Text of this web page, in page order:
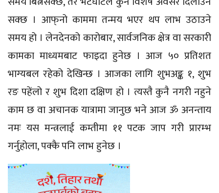
सक्छ । आफ्‌नो काममा तन्मय भएर थप लाभ उठाउने
समय हो । लेनदेनको कारोबार, सार्वजनिक क्षेत्र वा सरकारी
कामका माध्यमबाट फाइदा हुनेछ । आज ५० प्रतिशत
भाग्यबल रहेको देखिन्छ । आजका लागि शुभअङ्क १, शुभ
रङ पहेंलो र शुभ दिशा दक्षिण हो । त्यस्तै कुनै नगरी नहुने
काम छ वा अचानक यात्रामा जानुछ भने आज ॐ अनन्ताय
नमः यस मन्त्रलाई कम्तीमा ११ पटक जाप गरी प्रारम्भ
गर्नुहोला, पक्कै पनि लाभ हुनेछ ।